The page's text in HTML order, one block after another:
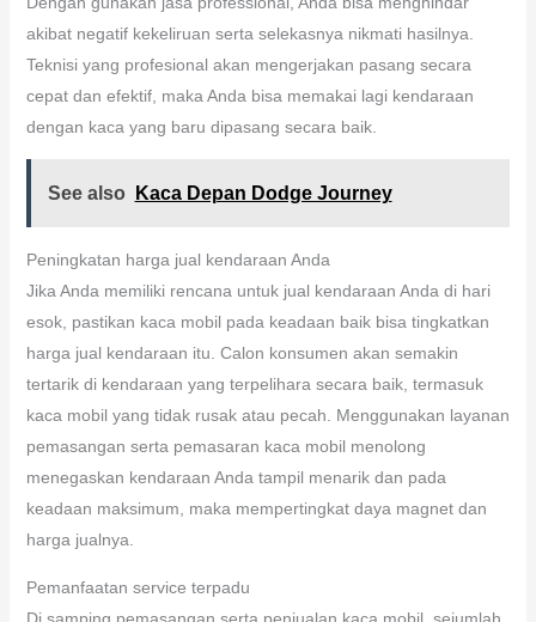
akibat negatif kekeliruan serta selekasnya nikmati hasilnya.
Teknisi yang profesional akan mengerjakan pasang secara
cepat dan efektif, maka Anda bisa memakai lagi kendaraan
dengan kaca yang baru dipasang secara baik.
See also Kaca Depan Dodge Journey
Peningkatan harga jual kendaraan Anda
Jika Anda memiliki rencana untuk jual kendaraan Anda di hari
esok, pastikan kaca mobil pada keadaan baik bisa tingkatkan
harga jual kendaraan itu. Calon konsumen akan semakin
tertarik di kendaraan yang terpelihara secara baik, termasuk
kaca mobil yang tidak rusak atau pecah. Menggunakan layanan
pemasangan serta pemasaran kaca mobil menolong
menegaskan kendaraan Anda tampil menarik dan pada
keadaan maksimum, maka mempertingkat daya magnet dan
harga jualnya.
Pemanfaatan service terpadu
Di samping pemasangan serta penjualan kaca mobil, sejumlah